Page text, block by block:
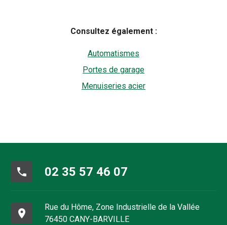
Consultez également :
Automatismes
Portes de garage
Menuiseries acier
phone 02 35 57 46 07
place
Rue du Hôme, Zone Industrielle de la Vallée
76450 CANY-BARVILLE